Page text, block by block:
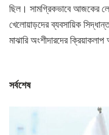
ছিল। সামগ্রিকভাবে আজকের
খেলোয়াড়দের ব্যবসায়িক
মাঝারি অংশীদারদের
সর্বশেষ